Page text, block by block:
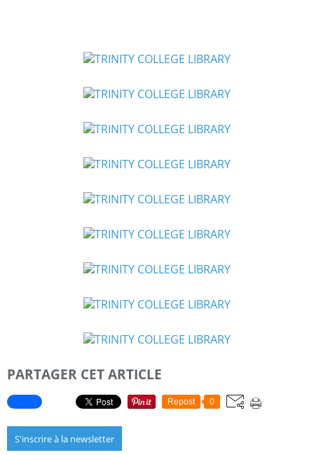
PARTAGER CET ARTICLE
Repost 0
S'inscrire à la newsletter